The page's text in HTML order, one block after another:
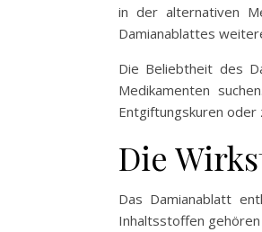
in der alternativen
Damianablattes
Die Beliebtheit des
Medikamenten
Entgiftungskuren
Die
Das Damianablatt
Inhaltsstoffen